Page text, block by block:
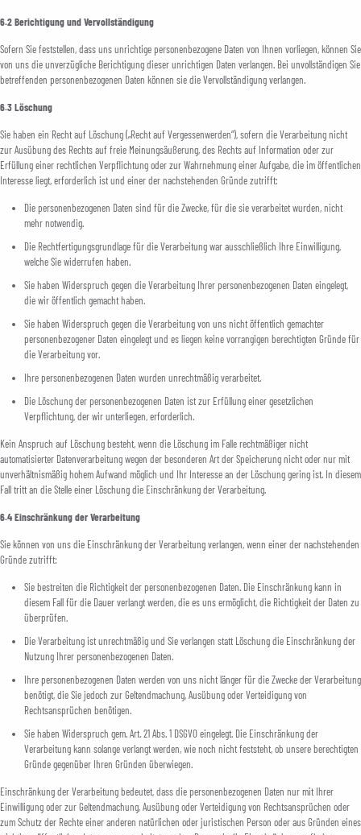
6.2 Berichtigung und Vervollständigung
Sofern Sie feststellen, dass uns unrichtige personenbezogene Daten von Ihnen vorliegen, können Sie
von uns die unverzügliche Berichtigung dieser unrichtigen Daten verlangen. Bei unvollständigen Sie
betreffenden personenbezogenen Daten können sie die Vervollständigung verlangen.
6.3 Löschung
Sie haben ein Recht auf Löschung („Recht auf Vergessenwerden“), sofern die Verarbeitung nicht
zur Ausübung des Rechts auf freie Meinungsäußerung, des Rechts auf Information oder zur
Erfüllung einer rechtlichen Verpflichtung oder zur Wahrnehmung einer Aufgabe, die im öffentlichen
Interesse liegt, erforderlich ist und einer der nachstehenden Gründe zutrifft:
Die personenbezogenen Daten sind für die Zwecke, für die sie verarbeitet wurden, nicht
mehr notwendig.
Die Rechtfertigungsgrundlage für die Verarbeitung war ausschließlich Ihre Einwilligung,
welche Sie widerrufen haben.
Sie haben Widerspruch gegen die Verarbeitung Ihrer personenbezogenen Daten eingelegt,
die wir öffentlich gemacht haben.
Sie haben Widerspruch gegen die Verarbeitung von uns nicht öffentlich gemachter
personenbezogener Daten eingelegt und es liegen keine vorrangigen berechtigten Gründe für
die Verarbeitung vor.
Ihre personenbezogenen Daten wurden unrechtmäßig verarbeitet.
Die Löschung der personenbezogenen Daten ist zur Erfüllung einer gesetzlichen
Verpflichtung, der wir unterliegen, erforderlich.
Kein Anspruch auf Löschung besteht, wenn die Löschung im Falle rechtmäßiger nicht
automatisierter Datenverarbeitung wegen der besonderen Art der Speicherung nicht oder nur mit
unverhältnismäßig hohem Aufwand möglich und Ihr Interesse an der Löschung gering ist. In diesem
Fall tritt an die Stelle einer Löschung die Einschränkung der Verarbeitung.
6.4 Einschränkung der Verarbeitung
Sie können von uns die Einschränkung der Verarbeitung verlangen, wenn einer der nachstehenden
Gründe zutrifft:
Sie bestreiten die Richtigkeit der personenbezogenen Daten. Die Einschränkung kann in
diesem Fall für die Dauer verlangt werden, die es uns ermöglicht, die Richtigkeit der Daten zu
überprüfen.
Die Verarbeitung ist unrechtmäßig und Sie verlangen statt Löschung die Einschränkung der
Nutzung Ihrer personenbezogenen Daten.
Ihre personenbezogenen Daten werden von uns nicht länger für die Zwecke der Verarbeitung
benötigt, die Sie jedoch zur Geltendmachung, Ausübung oder Verteidigung von
Rechtsansprüchen benötigen.
Sie haben Widerspruch gem. Art. 21 Abs. 1 DSGVO eingelegt. Die Einschränkung der
Verarbeitung kann solange verlangt werden, wie noch nicht feststeht, ob unsere berechtigten
Gründe gegenüber Ihren Gründen überwiegen.
Einschränkung der Verarbeitung bedeutet, dass die personenbezogenen Daten nur mit Ihrer
Einwilligung oder zur Geltendmachung, Ausübung oder Verteidigung von Rechtsansprüchen oder
zum Schutz der Rechte einer anderen natürlichen oder juristischen Person oder aus Gründen eines